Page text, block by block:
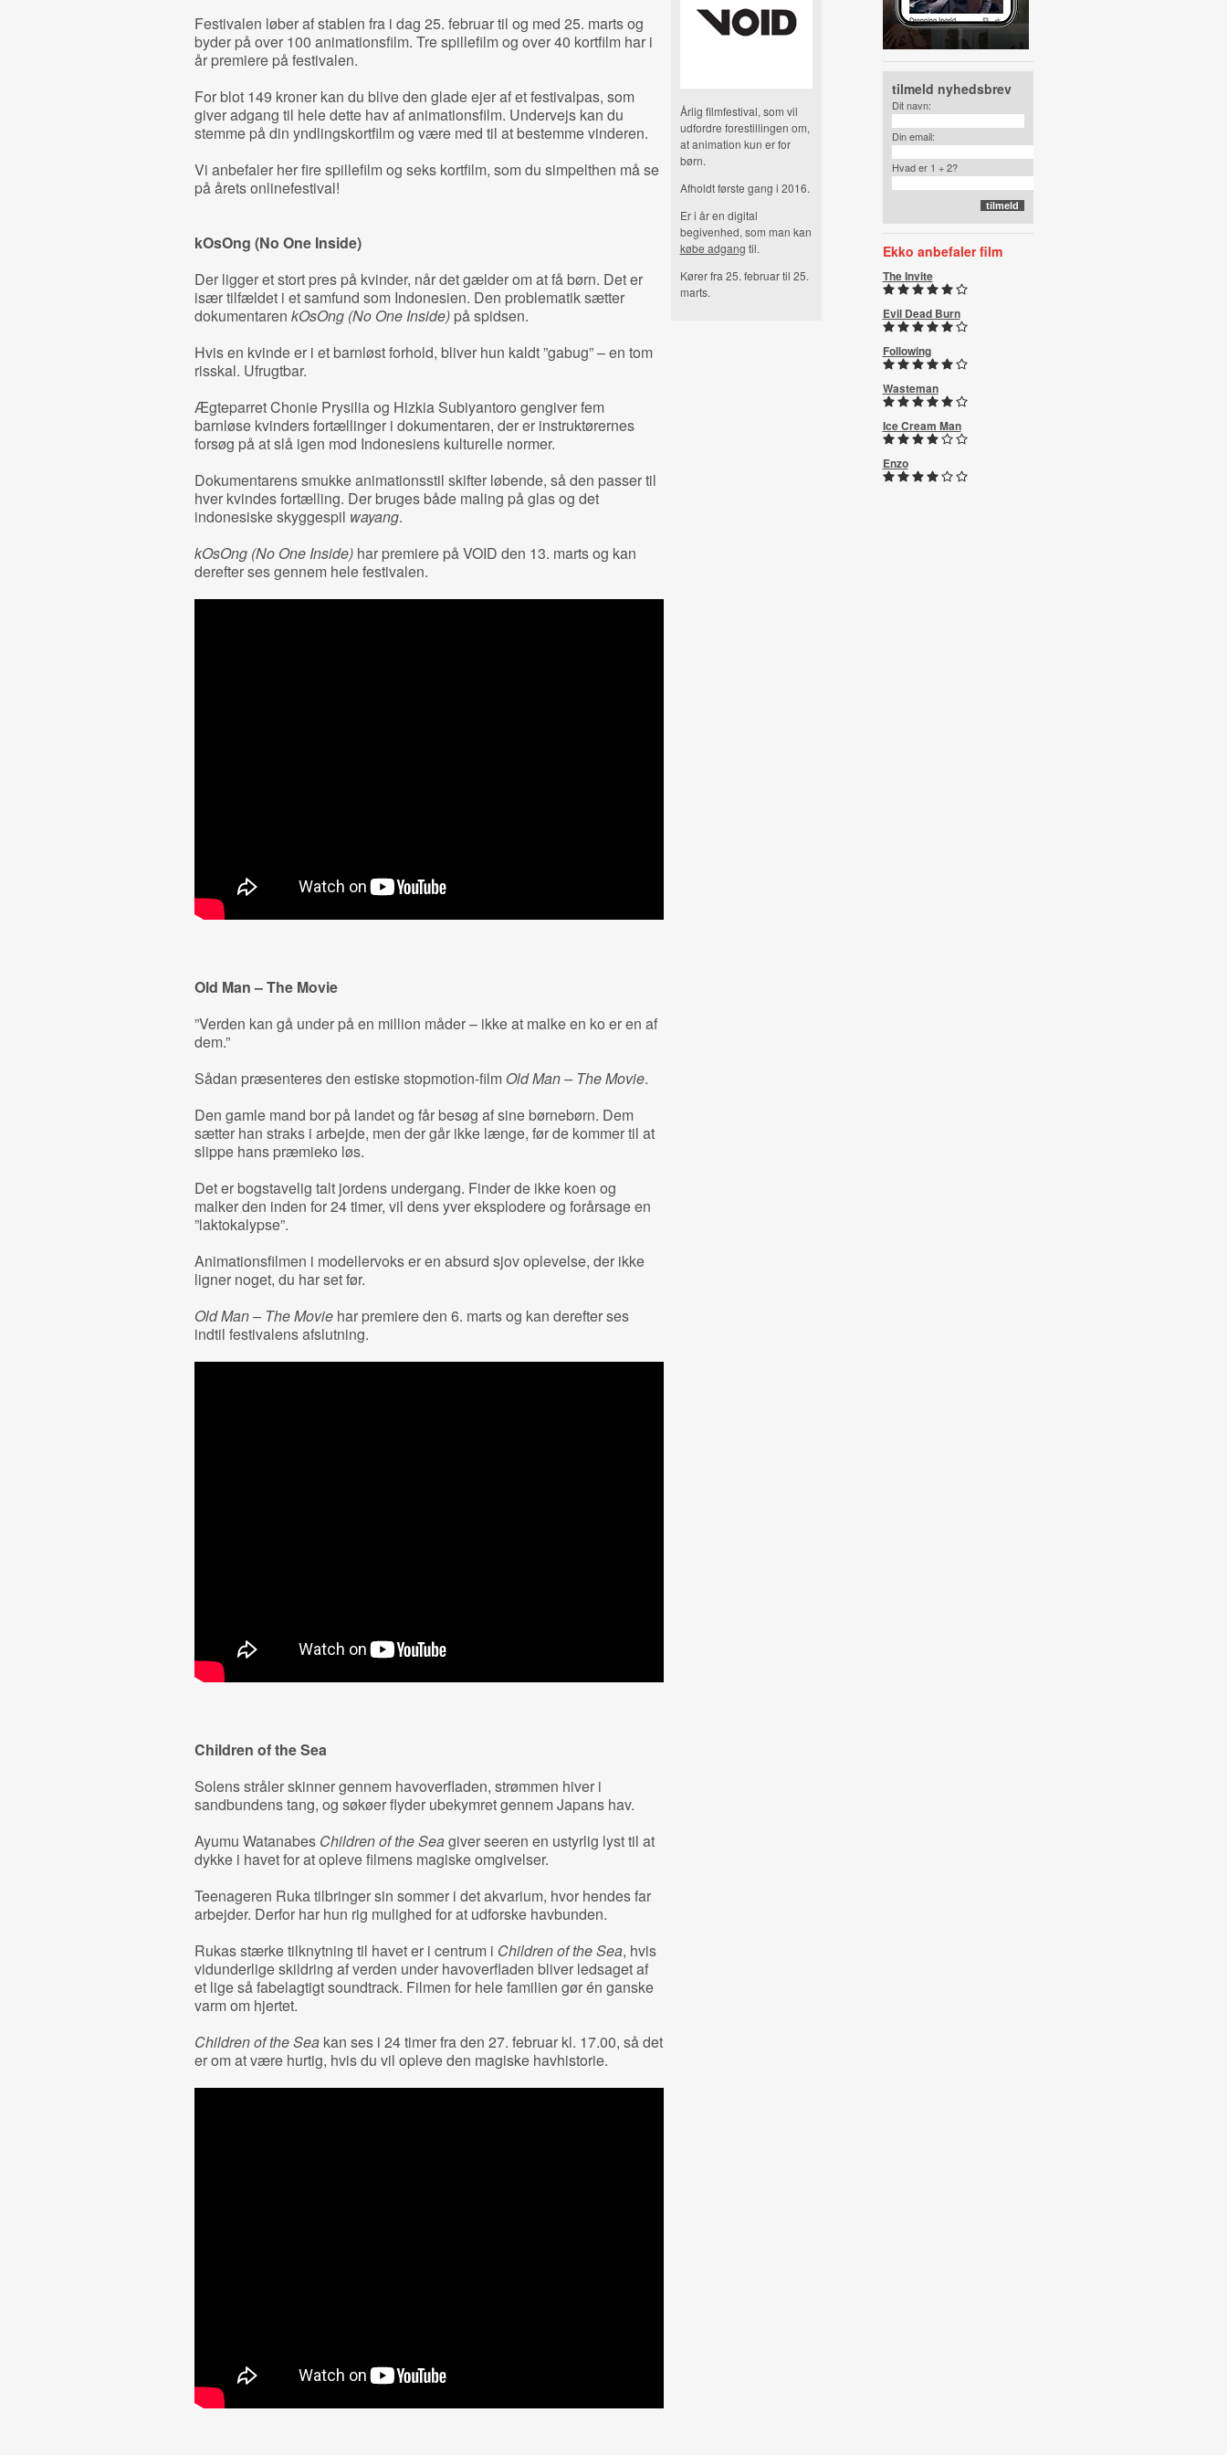
Festivalen løber af stablen fra i dag 25. februar til og med 25. marts og
byder på over 100 animationsfilm. Tre spillefilm og over 40 kortfilm har i
år premiere på festivalen.
For blot 149 kroner kan du blive den glade ejer af et festivalpas, som
giver adgang til hele dette hav af animationsfilm. Undervejs kan du
stemme på din yndlingskortfilm og være med til at bestemme vinderen.
Vi anbefaler her fire spillefilm og seks kortfilm, som du simpelthen må se
på årets onlinefestival!
kOsOng (No One Inside)
Der ligger et stort pres på kvinder, når det gælder om at få børn. Det er
især tilfældet i et samfund som Indonesien. Den problematik sætter
dokumentaren kOsOng (No One Inside)på spidsen.
Hvis en kvinde er i et barnløst forhold, bliver hun kaldt ”gabug” – en tom
risskal. Ufrugtbar.
Ægteparret Chonie Prysilia og Hizkia Subiyantoro gengiver fem
barnløse kvinders fortællinger i dokumentaren, der er instruktørernes
forsøg på at slå igen mod Indonesiens kulturelle normer.
Dokumentarens smukke animationsstil skifter løbende, så den passer til
hver kvindes fortælling. Der bruges både maling på glas og det
indonesiske skyggespil wayang.
kOsOng (No One Inside) har premiere på VOID den 13. marts og kan
derefter ses gennem hele festivalen.
Old Man – The Movie
”Verden kan gå under på en million måder – ikke at malke en ko er en af
dem.”
Sådan præsenteres den estiske stopmotion-film Old Man – The Movie.
Den gamle mand bor på landet og får besøg af sine børnebørn. Dem
sætter han straks i arbejde, men der går ikke længe, før de kommer til at
slippe hans præmieko løs.
Det er bogstavelig talt jordens undergang. Finder de ikke koen og
malker den inden for 24 timer, vil dens yver eksplodere og forårsage en
”laktokalypse”.
Animationsfilmen i modellervoks er en absurd sjov oplevelse, der ikke
ligner noget, du har set før.
Old Man – The Moviehar premiere den 6. marts og kan derefter ses
indtil festivalens afslutning.
Children of the Sea
Solens stråler skinner gennem havoverfladen, strømmen hiver i
sandbundens tang, og søkøer flyder ubekymret gennem Japans hav.
Ayumu WatanabesChildren of the Seagiver seeren en ustyrlig lyst til at
dykke i havet for at opleve filmens magiske omgivelser.
Teenageren Ruka tilbringer sin sommer i det akvarium, hvor hendes far
arbejder. Derfor har hun rig mulighed for at udforske havbunden.
Rukas stærke tilknytning til havet er i centrum i Children of the Sea, hvis
vidunderlige skildring af verden under havoverfladen bliver ledsaget af
et lige så fabelagtigt soundtrack. Filmen for hele familien gør én ganske
varm om hjertet.
Children of the Seakan ses i 24 timer fra den 27. februar kl. 17.00, så det
er om at være hurtig, hvis du vil opleve den magiske havhistorie.
Årlig filmfestival, som vil
udfordre forestillingen om,
at animation kun er for
børn.
Afholdt første gang i 2016.
Er i år en digital
begivenhed, som man kan
købe adgang til.
Kører fra 25. februar til 25.
marts.
tilmeld nyhedsbrev
Dit navn:
Din email:
Hvad er 1 + 2?
Ekko anbefaler film
The Invite
Evil Dead Burn
Following
Wasteman
Ice Cream Man
Enzo